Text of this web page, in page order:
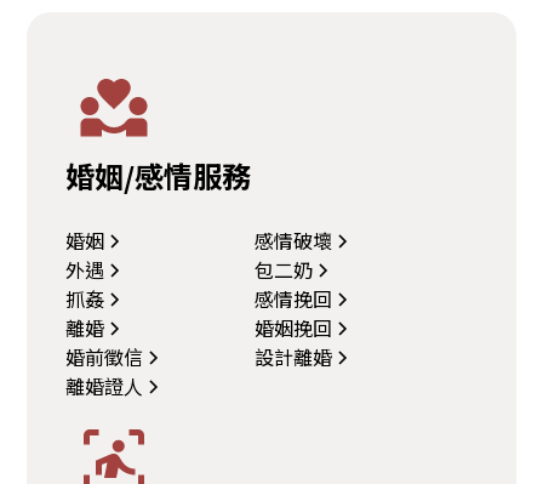
婚姻/感情服務
婚姻
感情破壞
外遇
包二奶
抓姦
感情挽回
離婚
婚姻挽回
婚前徵信
設計離婚
離婚證人